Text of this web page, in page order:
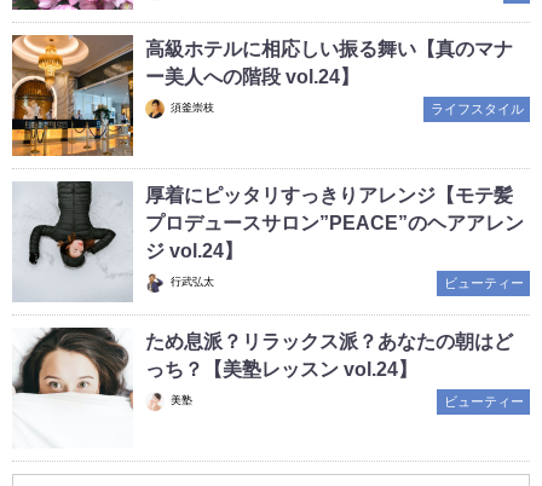
高級ホテルに相応しい振る舞い【真のマナ
ー美人への階段 vol.24】
須釜崇枝 ライフスタイル
厚着にピッタリすっきりアレンジ【モテ髪
プロデュースサロン”PEACE”のヘアアレン
ジ vol.24】
行武弘太 ビューティー
ため息派？リラックス派？あなたの朝はど
っち？【美塾レッスン vol.24】
美塾 ビューティー